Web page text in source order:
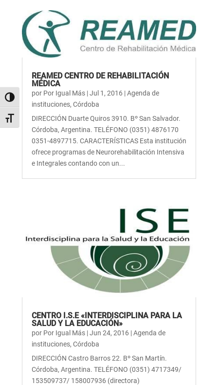
Alternar alto contraste
Alternar tamaño de letra
REAMED CENTRO DE REHABILITACIÓN
MÉDICA
por Por Igual Más|Jul 1, 2016 |Agenda de
instituciones, Córdoba
DIRECCIÓN Duarte Quiros 3910. Bº San Salvador.
Córdoba, Argentina. TELÉFONO (0351) 4876170
0351-4897715. CARACTERÍSTICAS Esta institución
ofrece programas de Neurorehabilitación Intensiva
e Integrales contando con un...
CENTRO I.S.E «INTERDISCIPLINA PARA LA
SALUD Y LA EDUCACIÓN»
por Por Igual Más|Jun 24, 2016 |Agenda de
instituciones, Córdoba
DIRECCIÓN Castro Barros 22. Bº San Martín.
Córdoba, Argentina. TELÉFONO (0351) 4717349/
153509737/ 158007936 (directora)